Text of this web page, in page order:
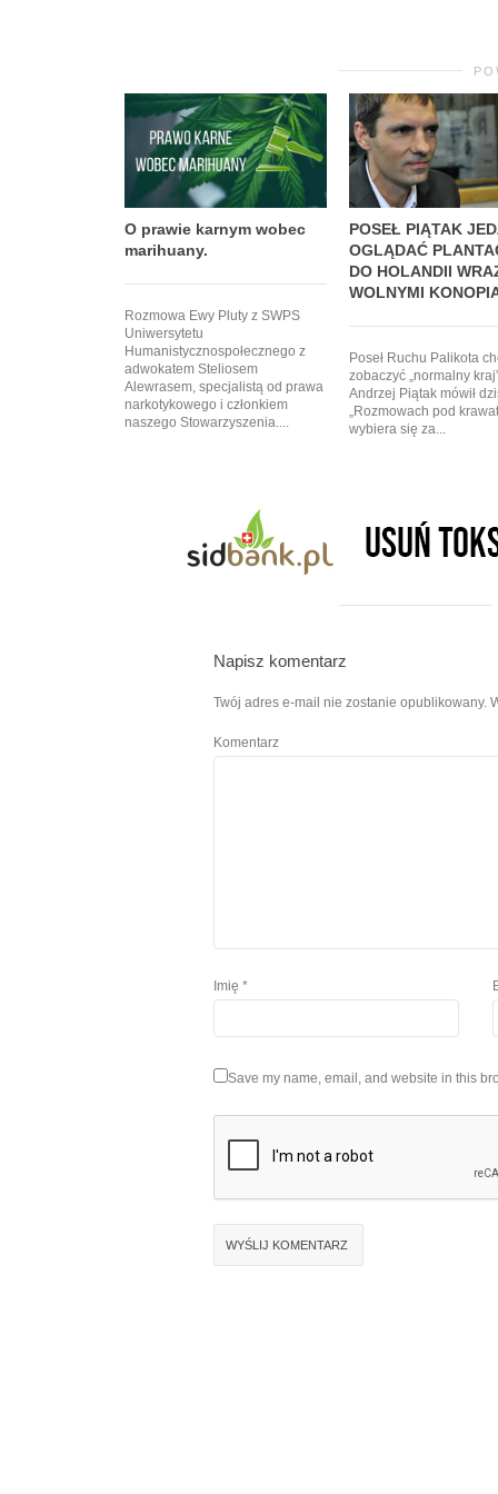
O prawie karnym wobec
marihuany.
Rozmowa Ewy Pluty z SWPS
Uniwersytetu
Humanistycznospołecznego z
adwokatem Steliosem
Alewrasem, specjalistą od prawa
narkotykowego i członkiem
naszego Stowarzyszenia....
POSEŁ PIĄTAK
OGLĄDAĆ
DO HOLANDII
WOLNYMI
Poseł Ruchu Palikota
zobaczyć „normalny
Andrzej Piątak mówił
„Rozmowach pod
wybiera się za...
Napisz komentarz
Twój adres e-mail nie zostanie opublikowany.
Komentarz
Imię *
Save my name, email, and website in this